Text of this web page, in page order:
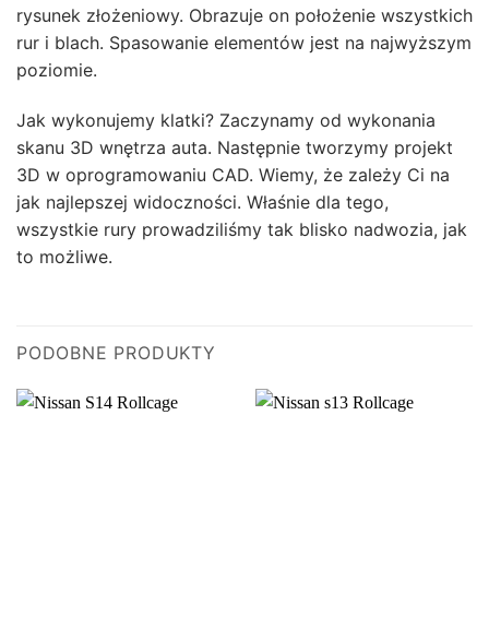
rysunek złożeniowy. Obrazuje on położenie wszystkich
rur i blach. Spasowanie elementów jest na najwyższym
poziomie.
Jak wykonujemy klatki? Zaczynamy od wykonania
skanu 3D wnętrza auta. Następnie tworzymy projekt
3D w oprogramowaniu CAD. Wiemy, że zależy Ci na
jak najlepszej widoczności. Właśnie dla tego,
wszystkie rury prowadziliśmy tak blisko nadwozia, jak
to możliwe.
PODOBNE PRODUKTY